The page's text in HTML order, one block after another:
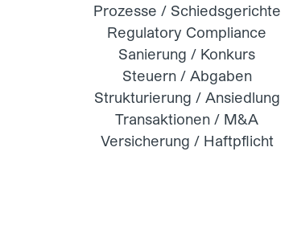
Prozesse / Schiedsgerichte
Regulatory Compliance
Sanierung / Konkurs
Steuern / Abgaben
Strukturierung / Ansiedlung
Transaktionen / M&A
Versicherung / Haftpflicht